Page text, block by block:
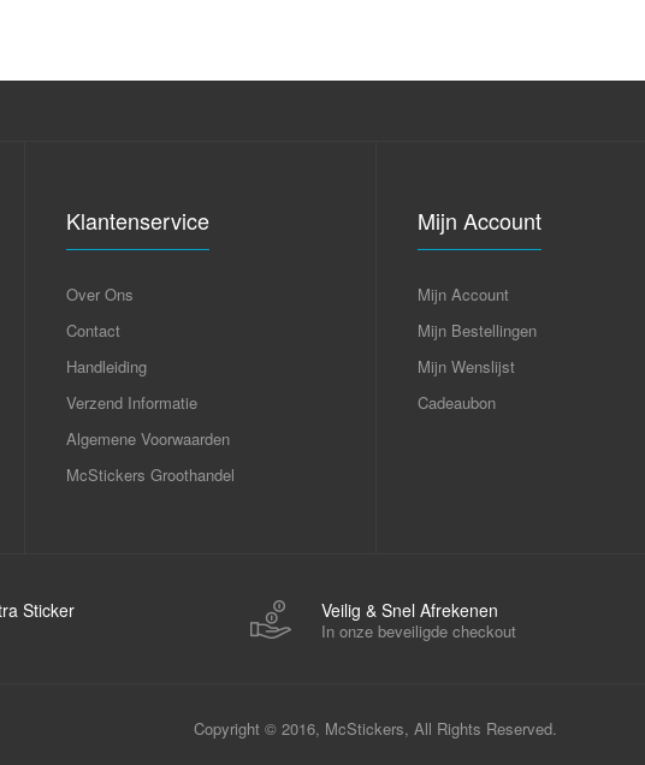
deze storm
Klantenservice
Over Ons
Contact
Handleiding
Verzend Informatie
Algemene Voorwaarden
McStickers Groothandel
Mijn Account
Mijn Account
Mijn Bestellingen
Mijn Wenslijst
Cadeaubon
Sticker Veilig & Snel Afrekenen
In onze beveiligde checkout
Copyright © 2016, McStickers, All Rights Reserved.